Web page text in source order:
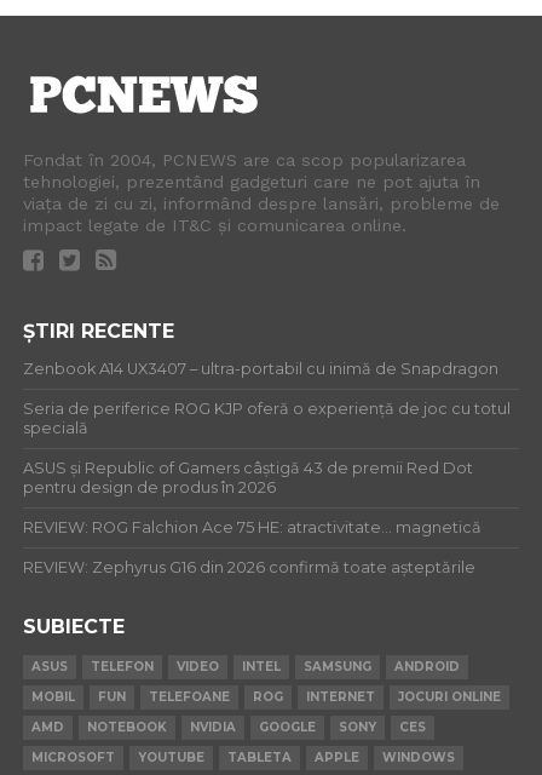
Fondat în 2004, PCNEWS are ca scop popularizarea
tehnologiei, prezentând gadgeturi care ne pot ajuta în
viața de zi cu zi, informând despre lansări, probleme de
impact legate de IT&C și comunicarea online.
ȘTIRI RECENTE
Zenbook A14 UX3407 – ultra-portabil cu inimă de Snapdragon
Seria de periferice ROG KJP oferă o experiență de joc cu totul
specială
ASUS și Republic of Gamers câștigă 43 de premii Red Dot
pentru design de produs în 2026
REVIEW: ROG Falchion Ace 75 HE: atractivitate… magnetică
REVIEW: Zephyrus G16 din 2026 confirmă toate așteptările
SUBIECTE
ASUS TELEFON VIDEO INTEL SAMSUNG
ANDROID
MOBIL
FUN TELEFOANE ROG INTERNET
JOCURI ONLINE
AMD
NOTEBOOK NVIDIA GOOGLE SONY
CES
MICROSOFT
YOUTUBE TABLETA APPLE WINDOWS